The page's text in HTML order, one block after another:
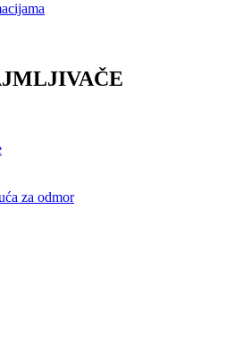
za odmor